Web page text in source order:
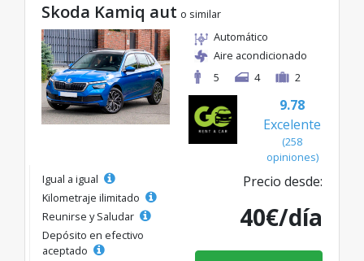
Skoda Kamiq aut o similar
Automático
Aire acondicionado
5
4 2
9.78
Excelente
(258
opiniones)
Igual a igual
Kilometraje ilimitado
Reunirse y Saludar
Depósito en efectivo
aceptado
Precio desde:
40€/día